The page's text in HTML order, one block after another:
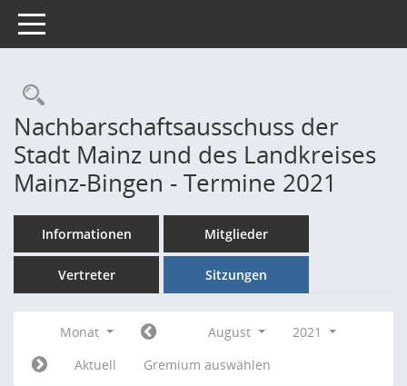
Toggle navigation
Rechercheauswahl
Nachbarschaftsausschuss der
Stadt Mainz und des Landkreises
Mainz-Bingen - Termine 2021
Informationen Mitglieder
Vertreter Sitzungen
Monat August
2021
Aktuell
Gremium auswählen